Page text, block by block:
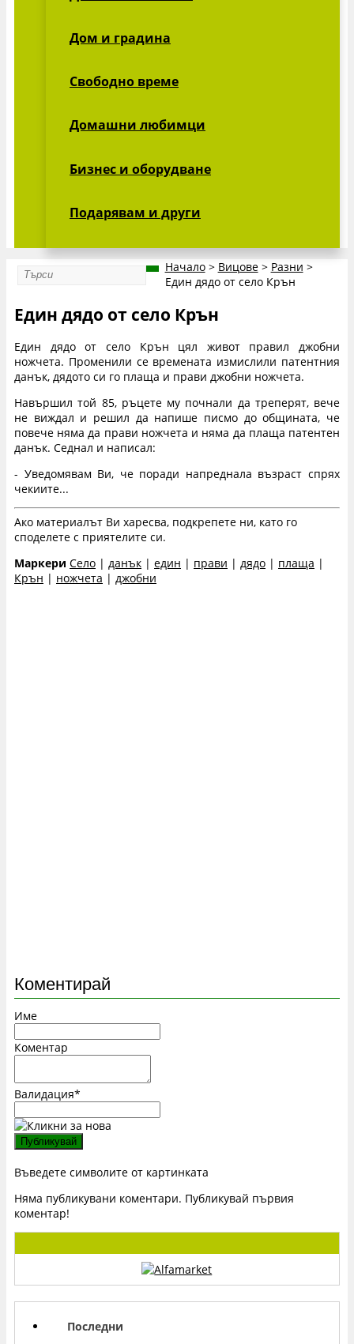
Дом и градина
Свободно време
Домашни любимци
Бизнес и оборудване
Подарявам и други
Начало> Вицове> Разни >
Един дядо от село Крън
Един дядо от село Крън
Един дядо от село Крън цял живот правил джобни
ножчета. Променили се времената измислили патентния
данък, дядото си го плаща и прави джобни ножчета.
Навършил той 85, ръцете му почнали да треперят, вече
не виждал и решил да напише писмо до общината, че
повече няма да прави ножчета и няма да плаща патентен
данък. Седнал и написал:
- Уведомявам Ви, че поради напреднала възраст спрях
чекиите...
Ако материалът Ви харесва, подкрепете ни, като го
споделете с приятелите си.
Маркери Село | данък | един | прави | дядо | плаща |
Крън | ножчета | джобни
Коментирай
Име
Коментар
Валидация*
Въведете символите от картинката
Няма публикувани коментари. Публикувай първия
коментар!
Последни